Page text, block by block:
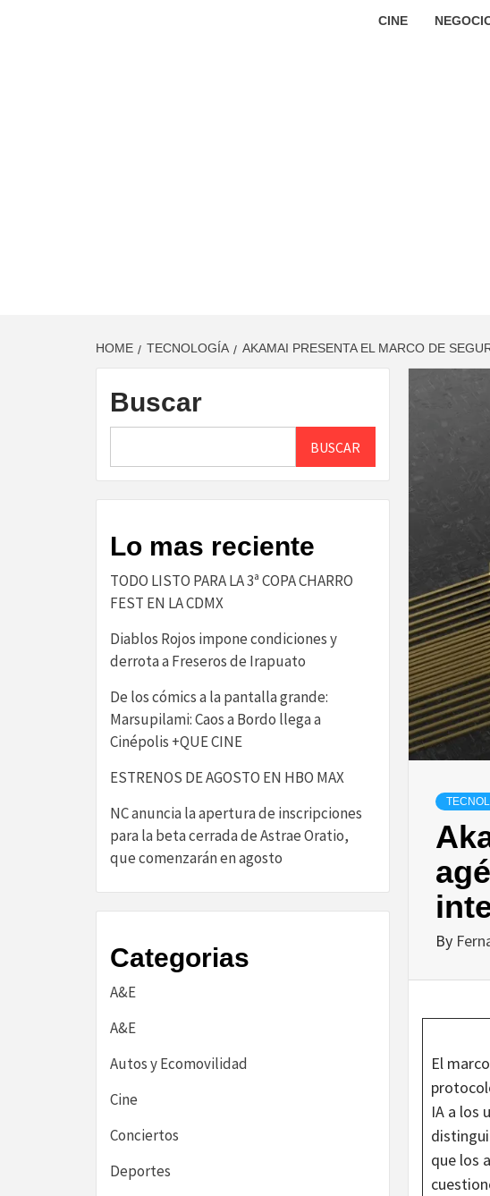
CINE
HOME TECNOLOGÍA AKAMAI PRESENTA EL MARCO DE
By
El
IA a los
que los
Buscar
BUSCAR
Lo mas reciente
TODO LISTO PARA LA 3ª COPA CHARRO
FEST EN LA CDMX
Diablos Rojos impone condiciones y
derrota a Freseros de Irapuato
De los cómics a la pantalla grande:
Marsupilami: Caos a Bordo llega a
Cinépolis +QUE CINE
ESTRENOS DE AGOSTO EN HBO MAX
NC anuncia la apertura de inscripciones
para la beta cerrada de Astrae Oratio,
que comenzarán en agosto
Categorias
A&E
A&E
Autos y Ecomovilidad
Cine
Conciertos
Deportes